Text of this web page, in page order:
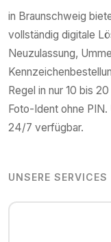
in Braunschweig
vollständig digitale
Neuzulassung,
Regel in nur 10 bis
Foto-Ident ohne
24/7 verfügbar.
UNSERE SERVICES